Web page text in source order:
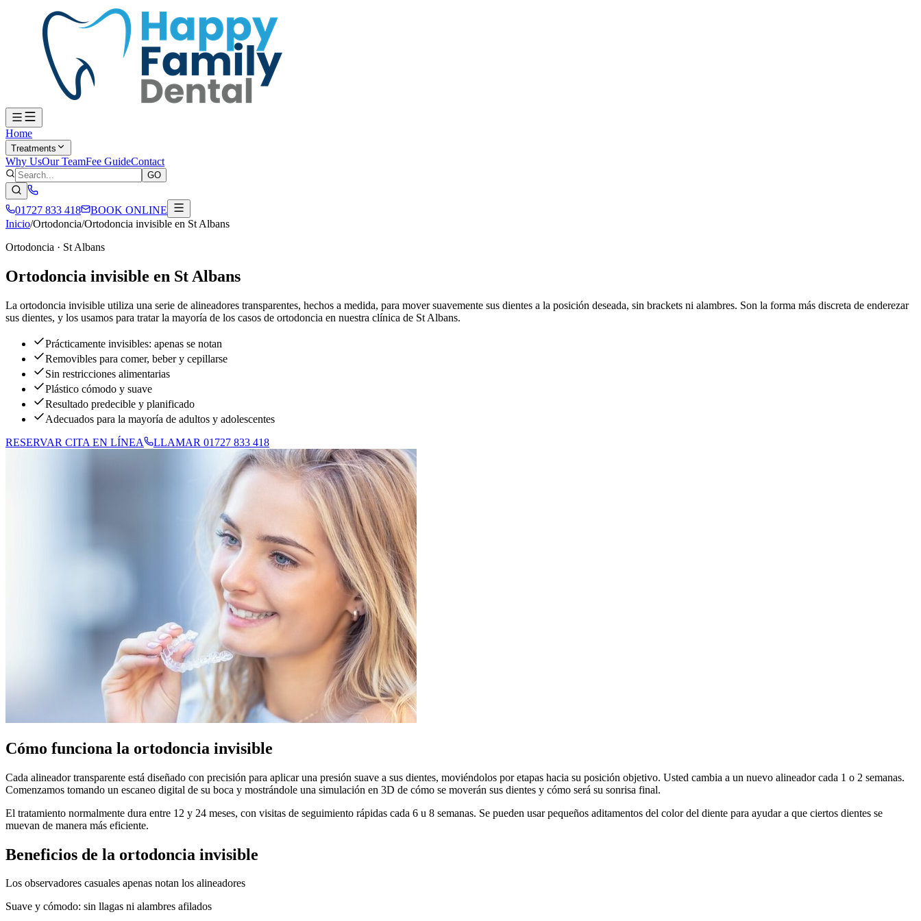
Home
Treatments
Why UsOur TeamFee GuideContact
GO
01727 833 418
BOOK ONLINE
Inicio/Ortodoncia/Ortodoncia invisible en St Albans
Ortodoncia · St Albans
Ortodoncia invisible en St Albans
La ortodoncia invisible utiliza una serie de alineadores transparentes, hechos a medida, para mover suavemente sus dientes a la posición deseada, sin brackets ni alambres. Son la forma más discreta de enderezar
sus dientes, y los usamos para tratar la mayoría de los casos de ortodoncia en nuestra clínica de St Albans.
Prácticamente invisibles: apenas se notan
Removibles para comer, beber y cepillarse
Sin restricciones alimentarias
Plástico cómodo y suave
Resultado predecible y planificado
Adecuados para la mayoría de adultos y adolescentes
RESERVAR CITA EN LÍNEA
LLAMAR 01727 833 418
Cómo funciona la ortodoncia invisible
Cada alineador transparente está diseñado con precisión para aplicar una presión suave a sus dientes, moviéndolos por etapas hacia su posición objetivo. Usted cambia a un nuevo alineador cada 1 o 2 semanas.
Comenzamos tomando un escaneo digital de su boca y mostrándole una simulación en 3D de cómo se moverán sus dientes y cómo será su sonrisa final.
El tratamiento normalmente dura entre 12 y 24 meses, con visitas de seguimiento rápidas cada 6 u 8 semanas. Se pueden usar pequeños aditamentos del color del diente para ayudar a que ciertos dientes se
muevan de manera más eficiente.
Beneficios de la ortodoncia invisible
Los observadores casuales apenas notan los alineadores
Suave y cómodo: sin llagas ni alambres afilados